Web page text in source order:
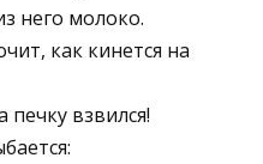
него молоко.
как кинется на
взвился!